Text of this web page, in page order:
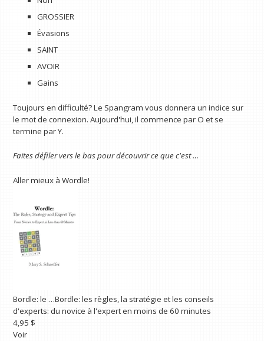
GROSSIER
Évasions
SAINT
AVOIR
Gains
Toujours en difficulté? Le Spangram vous donnera un indice sur
le mot de connexion. Aujourd'hui, il commence par O et se
termine par Y.
Faites défiler vers le bas pour découvrir ce que c'est …
Aller mieux à Wordle!
Bordle: le …Bordle: les règles, la stratégie et les conseils
d'experts: du novice à l'expert en moins de 60 minutes
4,95 $
Voir